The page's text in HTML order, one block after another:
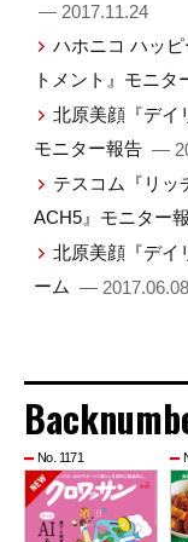
— 2017.11.24
ハホニコ ハッ
トメント』モニタ
北原美顔『デイ
モニター報告 —
テスコム『リッ
ACH5』モニター
北原美顔『デイ
ーム — 2017.06.08
No. 1171